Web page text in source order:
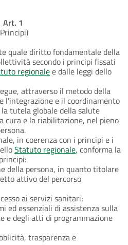
Art. 1
quale diritto fondamentale della
secondo i principi fissati
regionalee dalle leggi dello
attraverso il metodo della
l'integrazione e il coordinamento
tutela globale della salute
cura e la riabilitazione, nel pieno
in coerenza con i principi e i
Statuto regionale, conforma la
della persona, in quanto titolare
attivo del percorso
ai servizi sanitari;
ed essenziali di assistenza sulla
e degli atti di programmazione
trasparenza e